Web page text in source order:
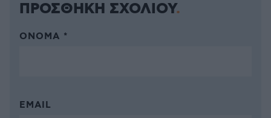
ΠΡΟΣΘΗΚΗ ΣΧΟΛΙΟΥ
ΌΝΟΜΑ *
EMAIL